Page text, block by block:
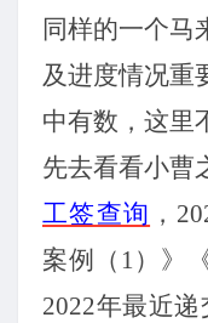
同样的一个马
及进度情况重
中有数，这里
先去看看小曹
工签查询 ，
案例（1）》
2022年最近